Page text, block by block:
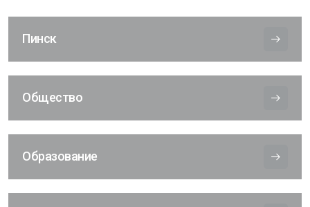
Пинск
Общество
Образование